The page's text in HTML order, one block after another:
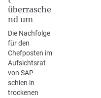
überrasche
nd um
Die Nachfolge
für den
Chefposten im
Aufsichtsrat
von SAP
schien in
trockenen